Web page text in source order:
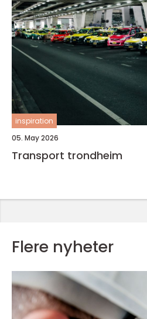
inspiration
05. May 2026
Transport trondheim
Flere nyheter